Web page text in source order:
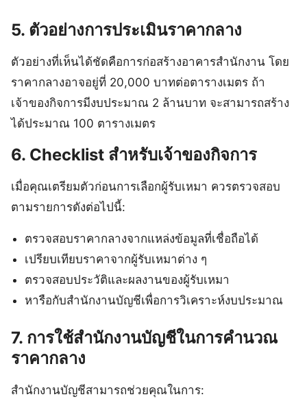
5. ตัวอย่างการประเมินราคากลาง
ตัวอย่างที่เห็นได้ชัดคือการก่อสร้างอาคารสำนักงาน โดย
ราคากลางอาจอยู่ที่ 20,000 บาทต่อตารางเมตร ถ้า
เจ้าของกิจการมีงบประมาณ 2 ล้านบาท จะสามารถสร้าง
ได้ประมาณ 100 ตารางเมตร
6. Checklist สำหรับเจ้าของกิจการ
เมื่อคุณเตรียมตัวก่อนการเลือกผู้รับเหมา ควรตรวจสอบ
ตามรายการดังต่อไปนี้:
ตรวจสอบราคากลางจากแหล่งข้อมูลที่เชื่อถือได้
เปรียบเทียบราคาจากผู้รับเหมาต่าง ๆ
ตรวจสอบประวัติและผลงานของผู้รับเหมา
หารือกับสำนักงานบัญชีเพื่อการวิเคราะห์งบประมาณ
7. การใช้สำนักงานบัญชีในการคำนวณ
ราคากลาง
สำนักงานบัญชีสามารถช่วยคุณในการ: